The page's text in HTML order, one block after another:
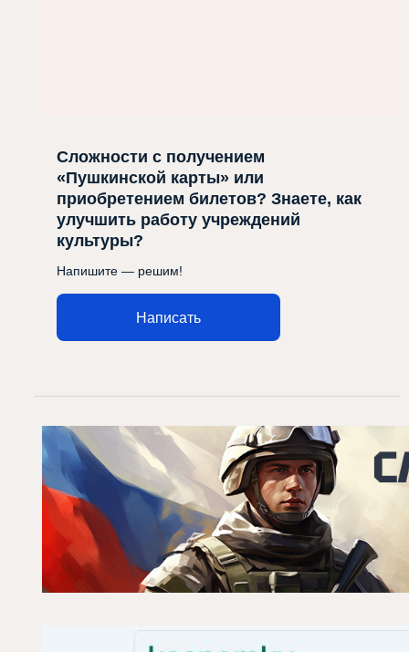
Сложности с получением
«Пушкинской карты» или
приобретением билетов? Знаете, как
улучшить работу учреждений
культуры?
Напишите — решим!
Написать